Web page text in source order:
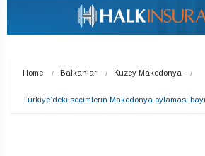
Home Balkanlar Kuzey Makedonya
Türkiye’deki seçimlerin Makedonya oylaması